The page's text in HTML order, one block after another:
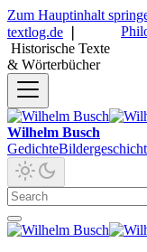
Zum Hauptinhalt
textlog.de
Historische Texte
& Wörterbücher
Wilhelm Busch
Gedichte